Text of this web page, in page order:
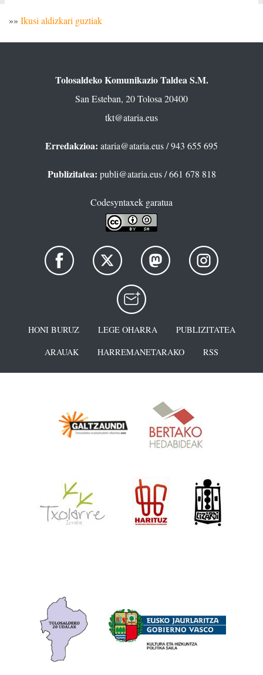
»» Ikusi aldizkari guztiak
Tolosaldeko Komunikazio Taldea S.M.
San Esteban, 20 Tolosa 20400
tkt@ataria.eus
Erredakzioa: ataria@ataria.eus/ 943 655 695
Publizitatea: publi@ataria.eus/ 661 678 818
Codesyntaxek garatua
HONI BURUZ LEGE OHARRA
PUBLIZITATEA
ARAUAK
HARREMANETARAKO RSS